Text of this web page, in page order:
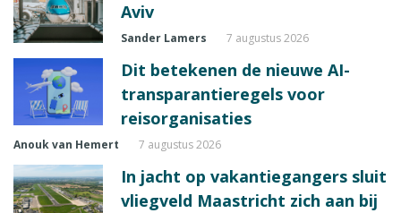
Aviv
Sander Lamers 7 augustus 2026
Dit betekenen de nieuwe AI-
transparantieregels voor
reisorganisaties
Anouk van Hemert 7 augustus 2026
In jacht op vakantiegangers sluit
vliegveld Maastricht zich aan bij